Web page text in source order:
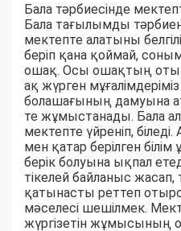
Бала тәрбиесінде
Бала тағылымды
мектепте алатыны
беріп қана қоймай,
ошақ. Осы ошақтың
ақ жүрген
болашағының дамуына
те жұмыстанады. Бала
мектепте үйреніп,
мен қатар берілген
берік болуына ықпал
тікелей байланыс
қатынасты реттеп
мәселесі шешілмек.
жүргізетін жұмысының